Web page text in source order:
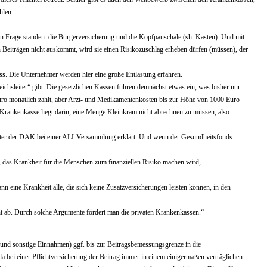
standen: die Bürgerversicherung und die Kopfpauschale (sh. Kasten). Und mit
nicht auskommt, wird sie einen Risikozuschlag erheben dürfen (müssen), der
Die Unternehmer werden hier eine große Entlastung erfahren.
gibt. Die gesetzlichen Kassen führen demnächst etwas ein, was bisher nur
monatlich zahlt, aber Arzt- und Medikamentenkosten bis zur Höhe von 1000 Euro
liegt darin, eine Menge Kleinkram nicht abrechnen zu müssen, also
der DAK bei einer ALI-Versammlung erklärt. Und wenn der Gesundheitsfonds
Krankheit für die Menschen zum finanziellen Risiko machen wird,
eine Krankheit alle, die sich keine Zusatzversicherungen leisten können, in den
Durch solche Argumente fördert man die privaten Krankenkassen.“
sonstige Einnahmen) ggf. bis zur Beitragsbemessungsgrenze in die
bei einer Pflichtversicherung der Beitrag immer in einem einigermaßen verträglichen